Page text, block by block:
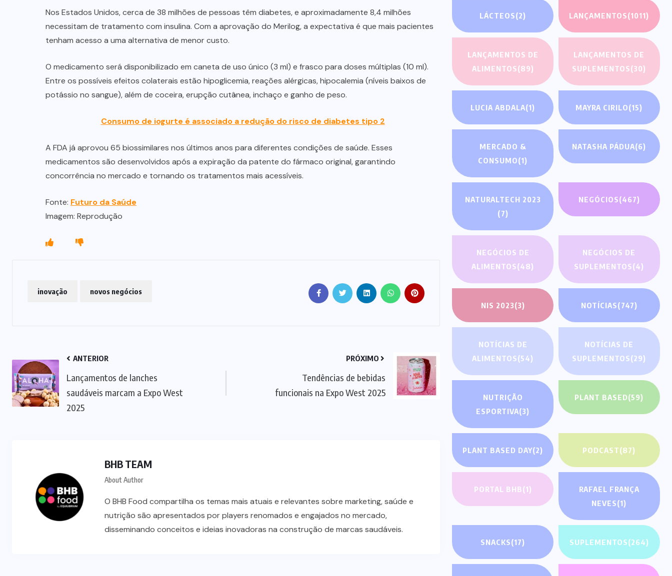
Nos Estados Unidos, cerca de 38 milhões de pessoas têm diabetes, e aproximadamente 8,4 milhões
necessitam de tratamento com insulina. Com a aprovação do Merilog, a expectativa é que mais pacientes
tenham acesso a uma alternativa de menor custo.
O medicamento será disponibilizado em caneta de uso único (3 ml) e frasco para doses múltiplas (10 ml).
Entre os possíveis efeitos colaterais estão hipoglicemia, reações alérgicas, hipocalemia (níveis baixos de
potássio no sangue), além de coceira, erupção cutânea, inchaço e ganho de peso.
Consumo de iogurte é associado a redução do risco de diabetes tipo 2
A FDA já aprovou 65 biossimilares nos últimos anos para diferentes condições de saúde. Esses
medicamentos são desenvolvidos após a expiração da patente do fármaco original, garantindo
concorrência no mercado e tornando os tratamentos mais acessíveis.
Fonte: Futuro da Saúde
Imagem: Reprodução
inovação novos negócios
ANTERIOR
Lançamentos de lanches
saudáveis marcam a Expo West
2025
PRÓXIMO
Tendências de bebidas
funcionais na Expo West 2025
BHB TEAM
About Author
O BHB Food compartilha os temas mais atuais e relevantes sobre marketing, saúde e
nutrição são apresentados por players renomados e engajados no mercado,
disseminando conceitos e ideias inovadoras na construção de marcas saudáveis.
LÁCTEOS(2) LANÇAMENTOS(1011)
LANÇAMENTOS DE
ALIMENTOS(89)
LANÇAMENTOS DE
SUPLEMENTOS(30)
LUCIA ABDALA(1) MAYRA CIRILO(15)
MERCADO &
CONSUMO(1)
NATASHA PÁDUA(6)
NATURALTECH 2023
(7)
NEGÓCIOS(467)
NEGÓCIOS DE
ALIMENTOS(48)
NEGÓCIOS DE
SUPLEMENTOS(4)
NIS 2023(3) NOTÍCIAS(747)
NOTÍCIAS DE
ALIMENTOS(54)
NOTÍCIAS DE
SUPLEMENTOS(29)
NUTRIÇÃO
ESPORTIVA(3)
PLANT BASED(59)
PLANT BASED DAY(2) PODCAST(87)
PORTAL BHB(1)
RAFAEL FRANÇA
NEVES(1)
SNACKS(17) SUPLEMENTOS(264)